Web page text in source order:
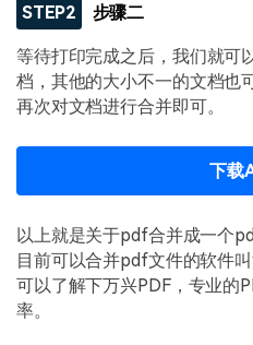
STEP2 步骤二
等待打印完成之后，我们就可
档，其他的大小不一的文档也
再次对文档进行合并即可。
下载
以上就是关于pdf合并成一个
目前可以合并pdf文件的软件
可以了解下万兴PDF，专业的
率。